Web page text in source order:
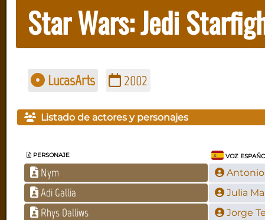
Star Wars: Jedi
LucasArts 2002
Listado de actores y personajes
PERSONAJE VOZ
Nym
Adi Gallia Julia
Rhys Dalliws Jorge